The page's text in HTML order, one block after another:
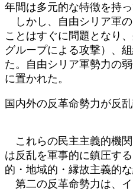
年間は多元的な特徴を持っ
しかし、自由シリア軍の
ことはすぐに問題となり
グループによる攻撃）、
た。自由シリア軍勢力の
に置かれた。
国内外の反革命勢力が反
これらの民主主義的機関
は反乱を軍事的に鎮圧す
的・地域的・縁故主義的
第二の反革命勢力は、イ